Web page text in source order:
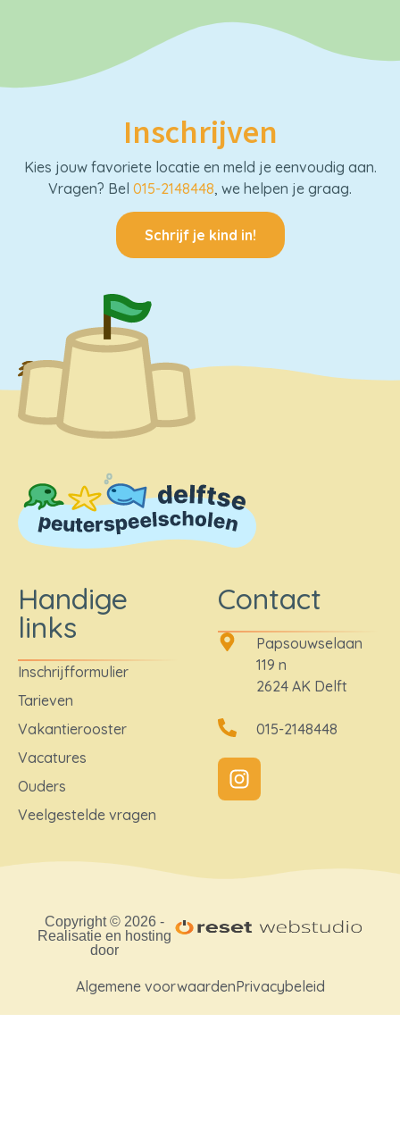
Inschrijven
Kies jouw favoriete locatie en meld je eenvoudig aan.
Vragen? Bel 015-2148448, we helpen je graag.
Schrijf je kind in!
Handige
links
Inschrijfformulier
Tarieven
Vakantierooster
Vacatures
Ouders
Veelgestelde vragen
Contact
Papsouwselaan
119 n
2624 AK Delft
015-2148448
Copyright © 2026 -
Realisatie en hosting
door
Algemene voorwaardenPrivacybeleid